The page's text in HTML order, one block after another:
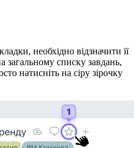
необхідно відзначити її
загальному списку завдань,
натисніть на сіру зірочку